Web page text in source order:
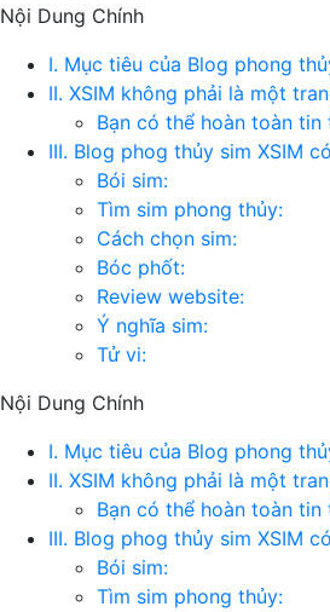
Nội Dung Chính
I. Mục tiêu của Blog phong
II. XSIM không phải là một
Bạn có thể hoàn toàn tin
III. Blog phog thủy sim XSIM
Bói sim:
Tìm sim phong thủy:
Cách chọn sim:
Bóc phốt:
Review website:
Ý nghĩa sim:
Tử vi:
Nội Dung Chính
I. Mục tiêu của Blog phong
II. XSIM không phải là một
Bạn có thể hoàn toàn tin
III. Blog phog thủy sim XSIM
Bói sim:
Tìm sim phong thủy: